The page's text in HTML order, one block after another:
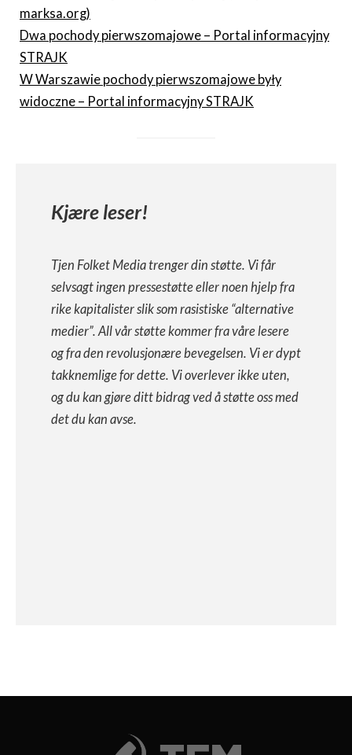
marksa.org)
Dwa pochody pierwszomajowe – Portal informacyjny
STRAJK
W Warszawie pochody pierwszomajowe były
widoczne – Portal informacyjny STRAJK
Kjære leser!
Tjen Folket Media trenger din støtte. Vi får
selvsagt ingen pressestøtte eller noen hjelp fra
rike kapitalister slik som rasistiske “alternative
medier”. All vår støtte kommer fra våre lesere
og fra den revolusjonære bevegelsen. Vi er dypt
takknemlige for dette. Vi overlever ikke uten,
og du kan gjøre ditt bidrag ved å støtte oss med
det du kan avse.